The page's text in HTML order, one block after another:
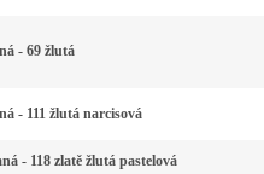
- 69 žlutá
- 111 žlutá narcisová
- 118 zlatě žlutá pastelová